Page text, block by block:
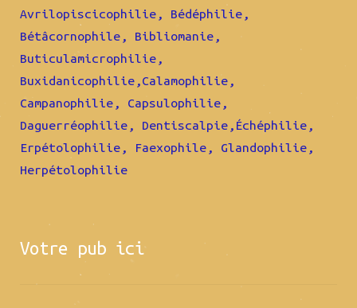
Avrilopiscicophilie, Bédéphilie,
Bétâcornophile, Bibliomanie,
Buticulamicrophilie,
Buxidanicophilie,Calamophilie,
Campanophilie, Capsulophilie,
Daguerréophilie, Dentiscalpie,Échéphilie,
Erpétolophilie, Faexophile, Glandophilie,
Herpétolophilie
Votre pub ici